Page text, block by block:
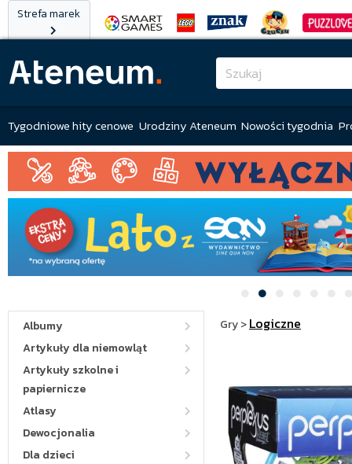
Strefa marek
Tygodniowe hity cenowe Urodziny Ateneum Nowości tygodnia
Albumy
Artykuły dla niemowląt
Artykuły szkolne i
papiernicze
Atlasy
Dewocjonalia
Dla dzieci
Gry>Logiczne